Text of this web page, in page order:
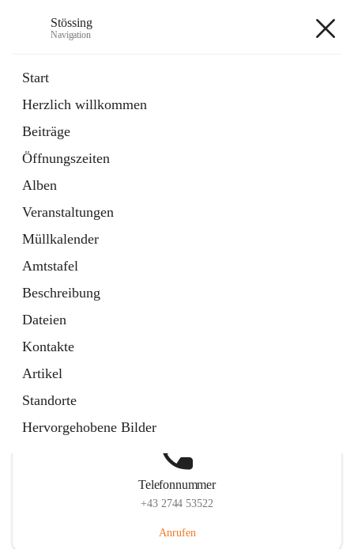
Stössing
Navigation
Start
Herzlich willkommen
Beiträge
Öffnungszeiten
Alben
Veranstaltungen
Müllkalender
Amtstafel
Beschreibung
Dateien
Kontakte
Artikel
Standorte
Hervorgehobene Bilder
Datei
in
Tab
Kindergarten
öffnet
in
neuem
Tab
Telefonnummer
+43 2744 53522
Anrufen